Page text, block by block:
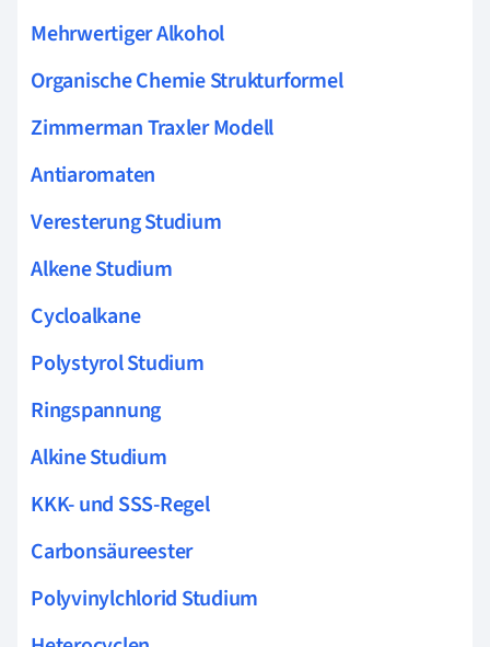
Mehrwertiger Alkohol
Organische Chemie Strukturformel
Zimmerman Traxler Modell
Antiaromaten
Veresterung Studium
Alkene Studium
Cycloalkane
Polystyrol Studium
Ringspannung
Alkine Studium
KKK- und SSS-Regel
Carbonsäureester
Polyvinylchlorid Studium